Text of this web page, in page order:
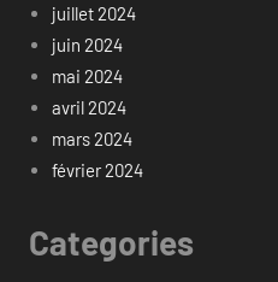
juillet 2024
juin 2024
mai 2024
avril 2024
mars 2024
février 2024
Categories